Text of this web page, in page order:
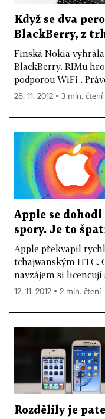
Když se dva
BlackBerry, z
Finská Nokia
BlackBerry. RIMu
podporou WiFi .
28. 11. 2012 ▪ 3 min. čtení
Apple se
spory. Je to
Apple překvapil
tchajwanským HTC.
navzájem si licencují
12. 11. 2012 ▪ 2 min. čtení
Rozdělily je